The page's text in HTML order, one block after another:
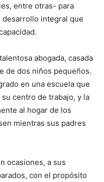
entre otras- para
integral que
abogada, casada
de dos niños pequeños.
en una escuela que
centro de trabajo, y la
al hogar de los
mientras sus padres
ocasiones, a sus
con el propósito